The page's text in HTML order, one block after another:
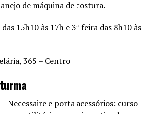
de máquina de costura.
15h10 às 17h e 3ª feira das 8h10 às
365 – Centro
Necessaire e porta acessórios: curso